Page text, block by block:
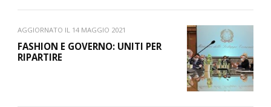
AGGIORNATO IL 14 MAGGIO 2021
FASHION E GOVERNO: UNITI PER
RIPARTIRE